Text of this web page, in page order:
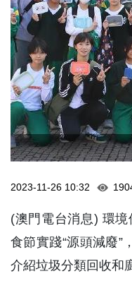
2023-11-26 10:32
(澳門電台消息) 環
食節實踐“源頭減廢”
介紹垃圾分類回收和